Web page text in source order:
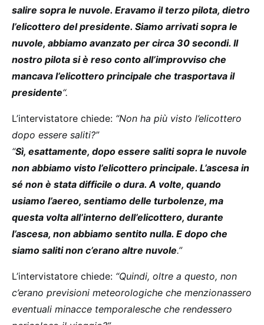
salire sopra le nuvole. Eravamo il terzo pilota, dietro
l’elicottero del presidente. Siamo arrivati ​​sopra le
nuvole, abbiamo avanzato per circa 30 secondi. Il
nostro pilota si è reso conto all’improvviso che
mancava l’elicottero principale che trasportava il
presidente“.
L’intervistatore chiede: “Non ha più visto l’elicottero
dopo essere saliti?”
“Sì, esattamente, dopo essere saliti sopra le nuvole
non abbiamo visto l’elicottero principale. L’ascesa in
sé non è stata difficile o dura. A volte, quando
usiamo l’aereo, sentiamo delle turbolenze, ma
questa volta all’interno dell’elicottero, durante
l’ascesa, non abbiamo sentito nulla. E dopo che
siamo saliti non c’erano altre nuvole.”
L’intervistatore chiede: “Quindi, oltre a questo, non
c’erano previsioni meteorologiche che menzionassero
eventuali minacce temporalesche che rendessero